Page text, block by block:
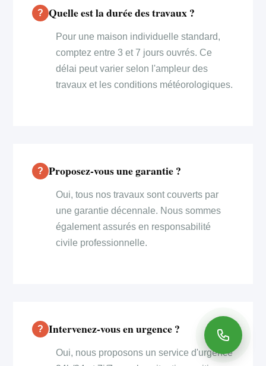
Quelle est la durée des travaux ?
Pour une maison individuelle standard,
comptez entre 3 et 7 jours ouvrés. Ce
délai peut varier selon l'ampleur des
travaux et les conditions météorologiques.
Proposez-vous une garantie ?
Oui, tous nos travaux sont couverts par
une garantie décennale. Nous sommes
également assurés en responsabilité
civile professionnelle.
Intervenez-vous en urgence ?
Oui, nous proposons un service d'urgence